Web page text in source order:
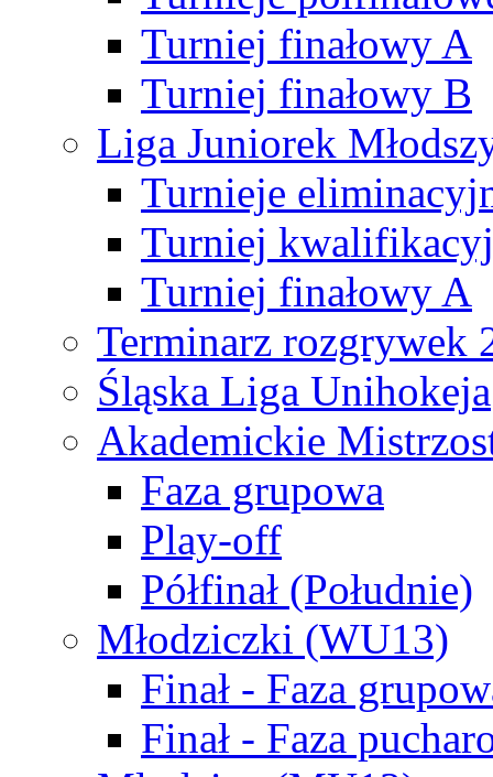
Turniej finałowy A
Turniej finałowy B
Liga Juniorek
Turnieje
Turniej
Turniej finałowy A
Terminarz rozgrywek
Śląska Liga Unihokeja
Akademickie
Faza grupowa
Play-off
Półfinał (Południe)
Młodziczki (WU13)
Finał - Faza
Finał - Faza